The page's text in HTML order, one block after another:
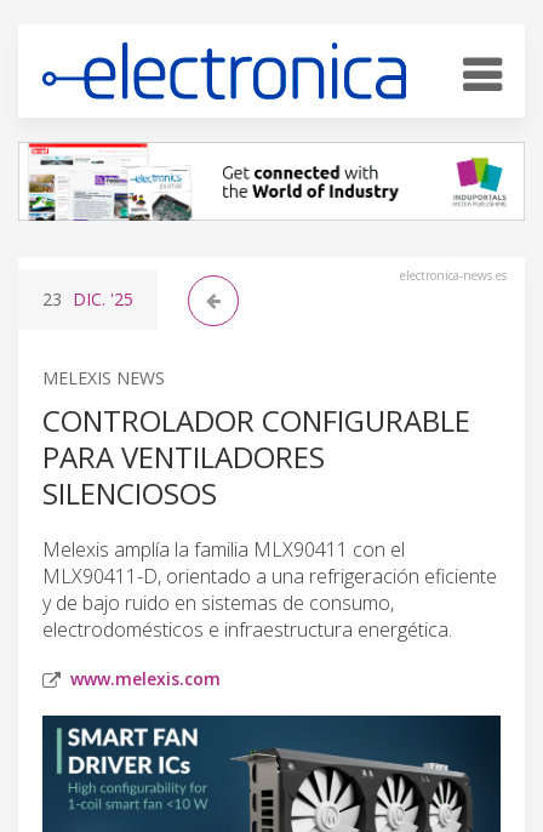
electronica-news.es
23 DIC. '25
MELEXIS NEWS
CONTROLADOR CONFIGURABLE
PARA VENTILADORES
SILENCIOSOS
Melexis amplía la familia MLX90411 con el
MLX90411-D, orientado a una refrigeración eficiente
y de bajo ruido en sistemas de consumo,
electrodomésticos e infraestructura energética.
www.melexis.com